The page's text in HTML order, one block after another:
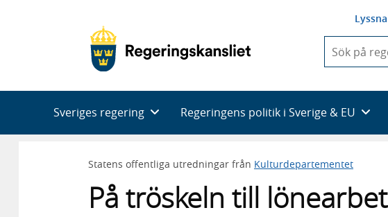
Lyssna
du
skriva
framträder
en
med
Sveriges regering Regeringens politik i Sverige & EU
Statens offentliga utredningar från Kulturdepartementet
På tröskeln till